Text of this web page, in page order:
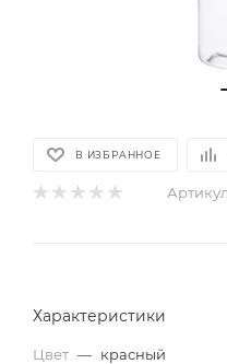
В ИЗБРАННОЕ
Характеристики
Цвет — красный